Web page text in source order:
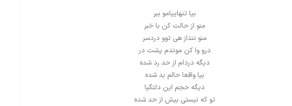
بیا تنهاییامو ببر
منو از حالت کن با خبر
منو ننداز هی توو دردسر
درو وا کن موندم پشت در
دیگه دردام از حد رد شده
بیا واقعا حالم بد شده
دیگه حجم این دلتگیا
تو که نیستی بیش از حد شده